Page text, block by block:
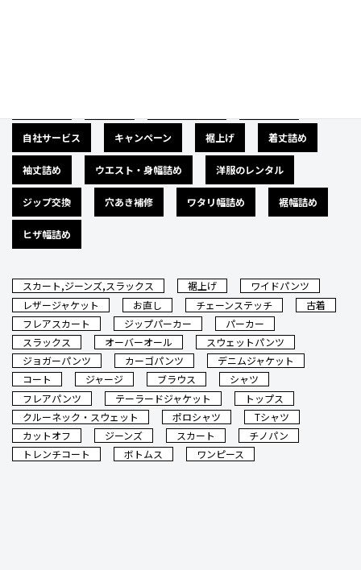
自社サービス キャンペーン 裾上げ 着丈詰め
袖丈詰め ウエスト・身幅詰め 洋服のレンタル
ジップ交換 穴あき補修 ワタリ幅詰め 裾幅詰め
ヒザ幅詰め
スカート,ジーンズ,スラックス 裾上げ
ワイドパンツ
レザージャケット
お直し チェーンステッチ
古着
フレアスカート
ジップパーカー
パーカー
スラックス
オーバーオール
スウェットパンツ
ジョガーパンツ
カーゴパンツ
デニムジャケット
コート
ジャージ ブラウス
シャツ
フレアパンツ
テーラードジャケット
トップス
クルーネック・スウェット
ポロシャツ
Tシャツ
カットオフ
ジーンズ スカート
チノパン
トレンチコート
ボトムス ワンピース